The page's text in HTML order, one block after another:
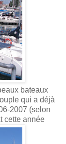
bateaux
qui a déjà
2007 (selon
cette année